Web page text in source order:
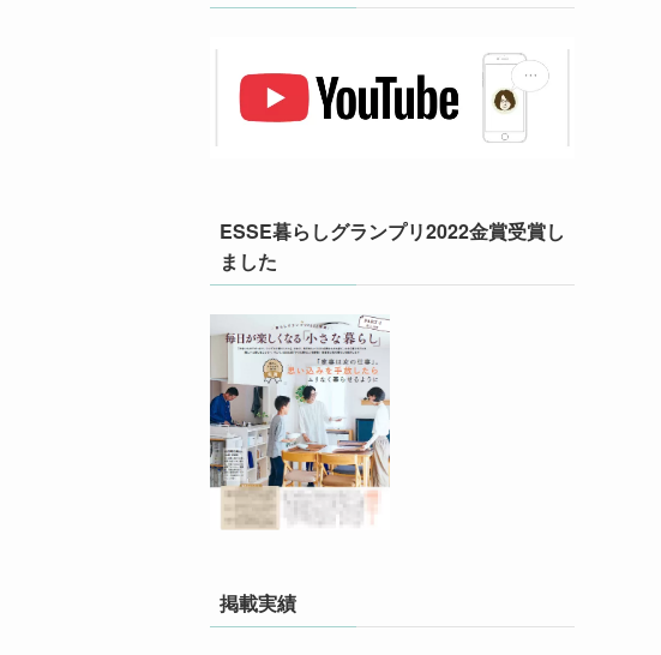
ESSE暮らしグランプリ2022金賞受賞し
ました
掲載実績